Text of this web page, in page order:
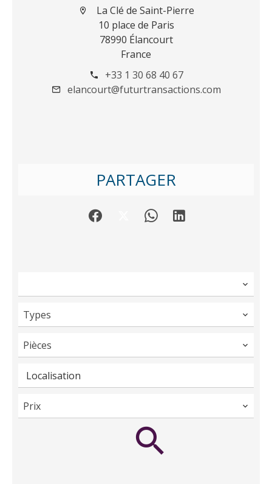
La Clé de Saint-Pierre
10 place de Paris
78990 Élancourt
France
+33 1 30 68 40 67
elancourt@futurtransactions.com
PARTAGER
Types
Pièces
Localisation
Prix